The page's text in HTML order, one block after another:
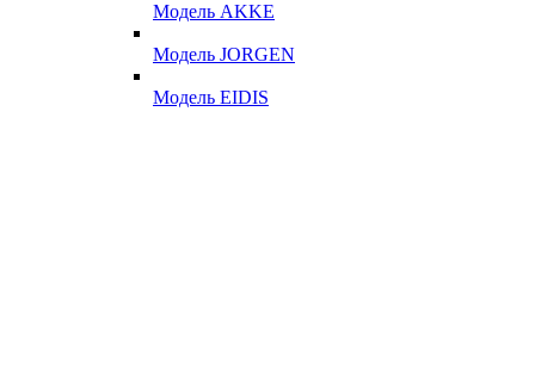
Модель AKKE
Модель JORGEN
Модель EIDIS